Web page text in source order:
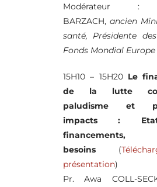
Modérateur :
BARZACH, ancien
santé, Présidente
Fonds Mondial Europe
15H10 – 15H20 Le
de la lutte
paludisme et
impacts :
financements,
besoins(
présentation)
Pr. Awa COLL-